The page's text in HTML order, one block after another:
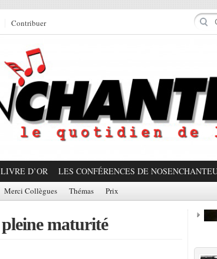
Contribuer
LIVRE D’OR LES CONFÉRENCES DE
Merci Collègues Thémas Prix
maturité